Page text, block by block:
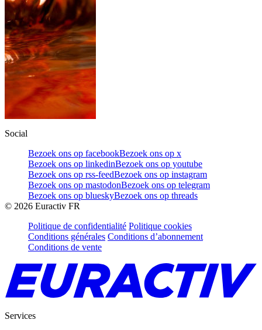
Social
Bezoek ons op facebookBezoek ons op x
Bezoek ons op linkedinBezoek ons op youtube
Bezoek ons op rss-feedBezoek ons op instagram
Bezoek ons op mastodonBezoek ons op telegram
Bezoek ons op blueskyBezoek ons op threads
© 2026 Euractiv FR
Politique de confidentialité Politique cookies
Conditions générales Conditions d’abonnement
Conditions de vente
Services